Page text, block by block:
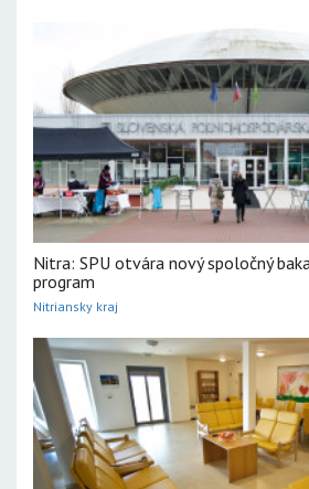
Nitra: SPU otvára nový spoločný
program
Nitriansky kraj